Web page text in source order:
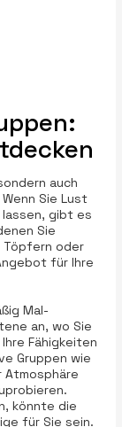
auch
Sie Lust
gibt es
Sie
Töpfern oder
für Ihre
Mal-
an, wo Sie
Fähigkeiten
Gruppen wie
Atmosphäre
könnte die
für Sie sein.